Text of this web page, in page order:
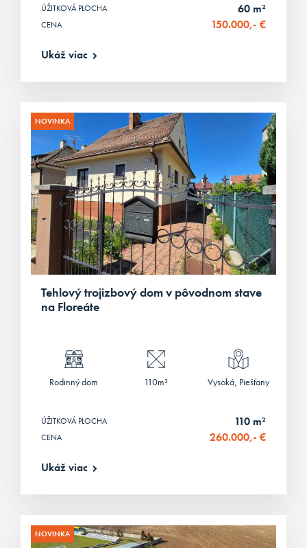
ÚŽITKOVÁ PLOCHA 60 m²
CENA 150.000,- €
Ukáž viac
NOVINKA
Tehlový trojizbový dom v pôvodnom stave
na Floreáte
Rodinný dom 110m² Vysoká, Piešťany
ÚŽITKOVÁ PLOCHA 110 m²
CENA 260.000,- €
Ukáž viac
NOVINKA